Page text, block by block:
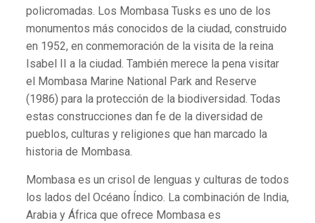
policromadas. Los Mombasa Tusks es uno de los
monumentos más conocidos de la ciudad, construido
en 1952, en conmemoración de la visita de la reina
Isabel II a la ciudad. También merece la pena visitar
el Mombasa Marine National Park and Reserve
(1986) para la protección de la biodiversidad. Todas
estas construcciones dan fe de la diversidad de
pueblos, culturas y religiones que han marcado la
historia de Mombasa.
Mombasa es un crisol de lenguas y culturas de todos
los lados del Océano Índico. La combinación de India,
Arabia y África que ofrece Mombasa es